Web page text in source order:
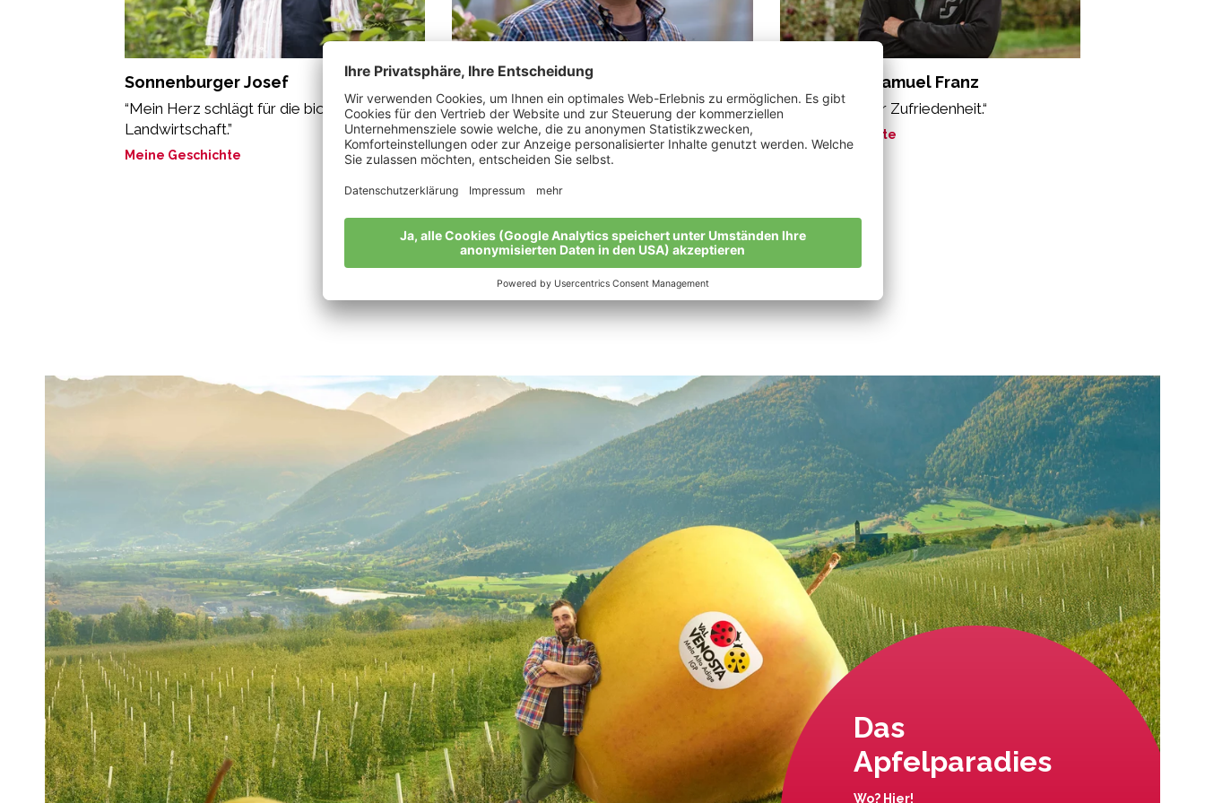
Sonnenburger Josef
“Mein Herz schlägt für die biologische
Landwirtschaft.”
Meine Geschichte
Tappeiner Georg
“Eine Arbeit, die zuallererst eine Pflicht ist.“
Meine Geschichte
Jennewein Samuel Franz
„Das Gefühl der Zufriedenheit.“
Meine Geschichte
Alle Bio-Bauern im Überblick
Das
Apfelparadies
Wo? Hier!